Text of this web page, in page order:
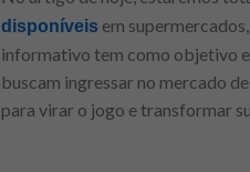
disponíveis em
informativo tem como objetivo
buscam ingressar no mercado
para virar o jogo e transformar